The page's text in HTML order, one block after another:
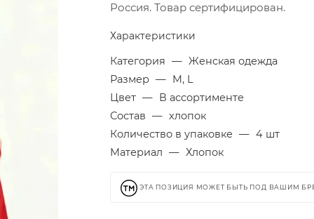
Россия. Товар сертифицирован.
Характеристики
Категория — Женская одежда
Размер — M, L
Цвет — В ассортименте
Состав — хлопок
Количество в упаковке — 4 шт
Материал — Хлопок
ЭТА ПОЗИЦИЯ МОЖЕТ БЫТЬ ПОД ВАШИМ